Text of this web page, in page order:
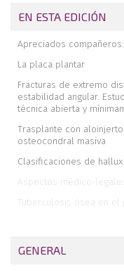
EN ESTA EDICIÓN
Apreciados compañeros:
La placa plantar
Fracturas de extremo
estabilidad angular.
técnica abierta y
Trasplante con
osteocondral masiva
Clasificaciones de
Aspectos médico-
Tuberculosis ósea en el
Técnica de artrodesis
GENERAL